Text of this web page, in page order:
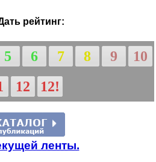
рейтинг:
5 6 7 8 9
10
12 12!
ленты.